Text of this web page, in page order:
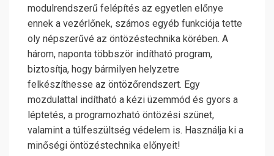
modulrendszerű felépítés az egyetlen előnye
ennek a vezérlőnek, számos egyéb funkciója tette
oly népszerűvé az öntözéstechnika körében. A
három, naponta többször indítható program,
biztosítja, hogy bármilyen helyzetre
felkészíthesse az öntözőrendszert. Egy
mozdulattal indítható a kézi üzemmód és gyors a
léptetés, a programozható öntözési szünet,
valamint a túlfeszültség védelem is. Használja ki a
minőségi öntözéstechnika előnyeit!